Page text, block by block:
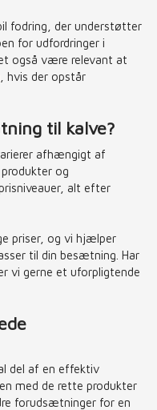
fodring, der understøtter
for udfordringer i
også være relevant at
, hvis der opstår
til kalve?
afhængigt af
og
alt efter
priser, og vi hjælper
til din besætning. Har
vi gerne et uforpligtende
del af en effektiv
med de rette produkter
forudsætninger for en